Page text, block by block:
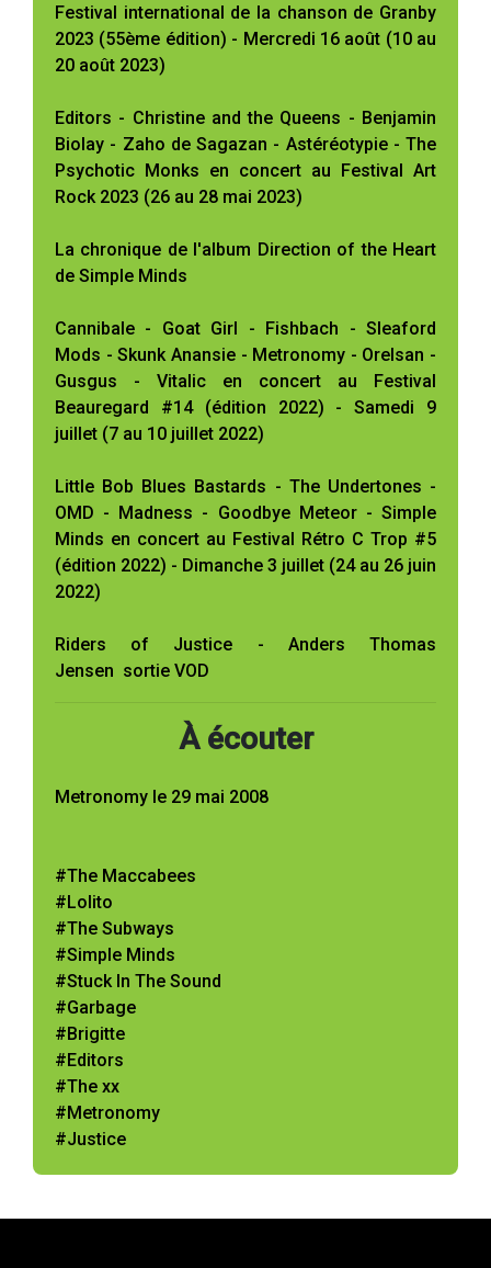
Festival international de la chanson de Granby
2023 (55ème édition) - Mercredi 16 août (10 au
20 août 2023)
Editors - Christine and the Queens - Benjamin
Biolay - Zaho de Sagazan - Astéréotypie - The
Psychotic Monks en concert au Festival Art
Rock 2023 (26 au 28 mai 2023)
La chronique de l'album Direction of the Heart
de Simple Minds
Cannibale - Goat Girl - Fishbach - Sleaford
Mods - Skunk Anansie - Metronomy - Orelsan -
Gusgus - Vitalic en concert au Festival
Beauregard #14 (édition 2022) - Samedi 9
juillet (7 au 10 juillet 2022)
Little Bob Blues Bastards - The Undertones -
OMD - Madness - Goodbye Meteor - Simple
Minds en concert au Festival Rétro C Trop #5
(édition 2022) - Dimanche 3 juillet (24 au 26 juin
2022)
Riders of Justice - Anders Thomas
Jensen sortie VOD
À écouter
Metronomy le 29 mai 2008
#The Maccabees
#Lolito
#The Subways
#Simple Minds
#Stuck In The Sound
#Garbage
#Brigitte
#Editors
#The xx
#Metronomy
#Justice